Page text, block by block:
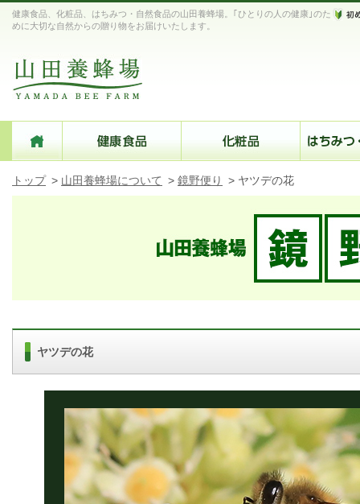
健康食品、化粧品、はちみつ・自然食品の山田養蜂場。｢ひとりの人の健康｣のた
めに大切な自然からの贈り物をお届けいたします。
トップ > 山田養蜂場について > 鏡野便り > ヤツデの花
ヤツデの花